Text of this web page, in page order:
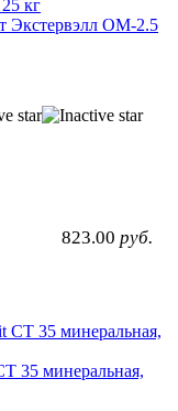
Экстервэлл OM-2.5
823.00 руб.
35 минеральная,